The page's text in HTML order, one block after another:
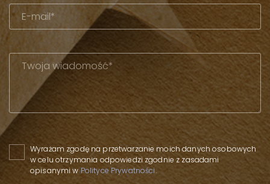
Please leave this field empty.
Wyrażam zgodę na przetwarzanie moich danych osobowych
w celu otrzymania odpowiedzi zgodnie z zasadami
opisanymi w Polityce Prywatności.